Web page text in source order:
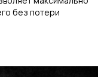
без потери